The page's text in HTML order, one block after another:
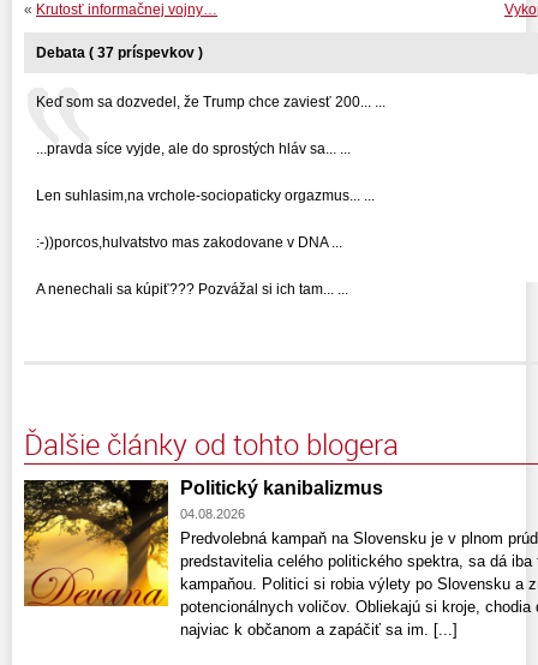
« Krutosť informačnej vojny…
Debata ( 37 príspevkov )
Keď som sa dozvedel, že Trump chce zaviesť 200... ...
...pravda síce vyjde, ale do sprostých hláv sa... ...
Len suhlasim,na vrchole-sociopaticky orgazmus... ...
:-))porcos,hulvatstvo mas zakodovane v DNA ...
A nenechali sa kúpiť??? Pozvážal si ich tam... ...
Ďalšie články od tohto blogera
Politický kanibalizmus
04.08.2026
Predvolebná kampaň na Slovensku je v plnom
predstavitelia celého politického spektra, sa dá
kampaňou. Politici si robia výlety po Slovensku a
potencionálnych voličov. Obliekajú si kroje,
najviac k občanom a zapáčiť sa im. [...]